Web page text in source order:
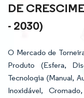
DE
- 2030)
O Mercado de
Produto (Esfera,
Tecnologia (Manual,
Inoxidável,